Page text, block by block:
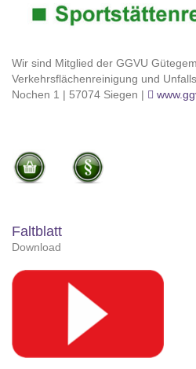
Wir sind Mitglied der GGVU
Verkehrsflächenreinigung und
Nochen 1 | 57074 Siegen |
Faltblatt
Download